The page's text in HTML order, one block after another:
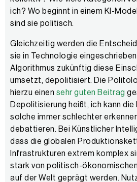
ich? Wo beginnt in einem KI-
sind sie politisch.
Gleichzeitig werden die
sie in Technologie eingeschrieben
Algorithmus zukünftig diese
umsetzt, depolitisiert. Die
hierzu einen sehr guten Beitrag
Depolitisierung heißt, ich kann
solche immer schlechter
debattieren. Bei Künstlicher
dass die globalen
Infrastrukturen extrem komplex
stark von politisch-
auf der Welt geprägt werden.